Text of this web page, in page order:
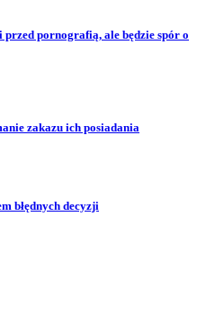
pornografią, ale będzie spór o
zakazu ich posiadania
błędnych decyzji